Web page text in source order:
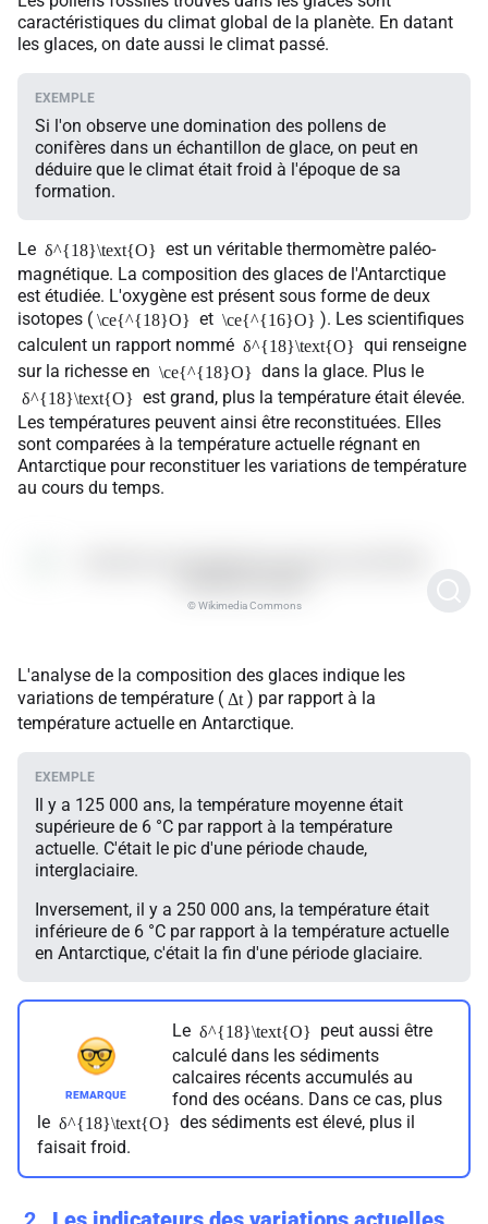
caractéristiques du climat global de la planète. En datant
les glaces, on date aussi le climat passé.
Si l'on observe une domination des pollens de
conifères dans un échantillon de glace, on peut en
déduire que le climat était froid à l'époque de sa
formation.
Le δ^{18}\text{O} est un véritable thermomètre paléo-
magnétique. La composition des glaces de l'Antarctique
est étudiée. L'oxygène est présent sous forme de deux
isotopes ( \ce{^{18}O} et \ce{^{16}O} ). Les scientifiques
calculent un rapport nommé δ^{18}\text{O} qui renseigne
sur la richesse en \ce{^{18}O} dans la glace. Plus le
δ^{18}\text{O} est grand, plus la température était élevée.
Les températures peuvent ainsi être reconstituées. Elles
sont comparées à la température actuelle régnant en
Antarctique pour reconstituer les variations de température
au cours du temps.
© Wikimedia Commons
L'analyse de la composition des glaces indique les
variations de température ( Δt ) par rapport à la
température actuelle en Antarctique.
Il y a 125 000 ans, la température moyenne était
supérieure de 6 °C par rapport à la température
actuelle. C'était le pic d'une période chaude,
interglaciaire.
Inversement, il y a 250 000 ans, la température était
inférieure de 6 °C par rapport à la température actuelle
en Antarctique, c'était la fin d'une période glaciaire.
Le δ^{18}\text{O} peut aussi être
calculé dans les sédiments
calcaires récents accumulés au
fond des océans. Dans ce cas, plus
le δ^{18}\text{O} des sédiments est élevé, plus il
faisait froid.